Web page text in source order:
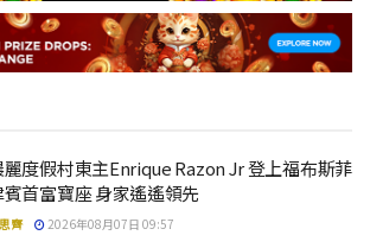
麗度假村東主Enrique Razon Jr 登上福布斯菲
首富寶座 身家遙遙領先
齊 2026年08月07日 09:57